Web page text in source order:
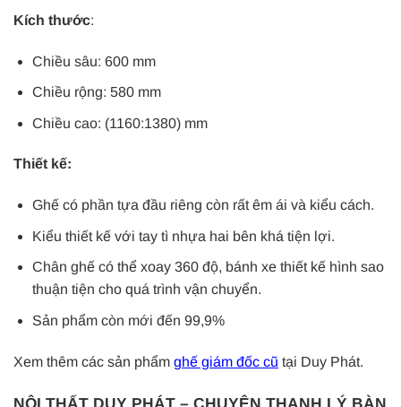
Kích thước:
Chiều sâu: 600 mm
Chiều rộng: 580 mm
Chiều cao: (1160:1380) mm
Thiết kế:
Ghế có phần tựa đầu riêng còn rất êm ái và kiểu cách.
Kiểu thiết kế với tay tì nhựa hai bên khá tiện lợi.
Chân ghế có thể xoay 360 độ, bánh xe thiết kế hình sao
thuận tiện cho quá trình vận chuyển.
Sản phẩm còn mới đến 99,9%
Xem thêm các sản phẩm ghế giám đốc cũ tại Duy Phát.
NỘI THẤT DUY PHÁT – CHUYÊN THANH LÝ BÀN